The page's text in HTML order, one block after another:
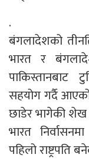
.
बंगलादेशको
भारत र
पाकिस्तानबाट
सहयोग गर्दै
छाडेर भागेकी शेख
भारत
पहिलो राष्ट्रपति